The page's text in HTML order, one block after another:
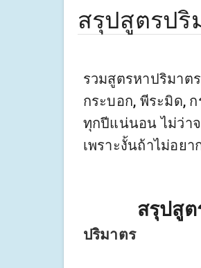
สรุปสูตรป
รวมสูตรหาปริมาต
กระบอก, พีระมิด,
ทุกปีแน่นอน ไม่ว่า
เพราะงั้นถ้าไม่อย
สรุปสู
ปริมาตร